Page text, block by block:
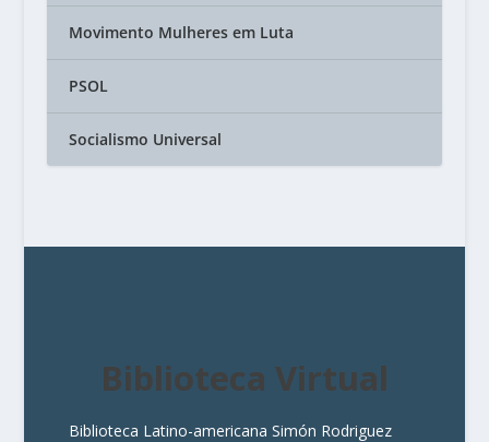
Movimento Mulheres em Luta
PSOL
Socialismo Universal
Biblioteca Virtual
Biblioteca Latino-americana Simón Rodriguez